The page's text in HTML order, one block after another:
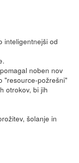
inteligentnejši od
noben nov
"resource-požrešni"
otrokov, bi jih
šolanje in